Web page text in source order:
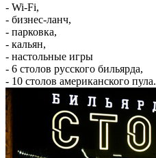
- Wi-Fi,
- бизнес-ланч,
- парковка,
- кальян,
- настольные игры
- 6 столов русского бильярда,
- 10 столов американского пула.